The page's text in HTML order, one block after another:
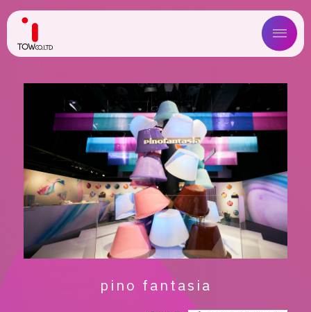
ABOUT US
SERVICE
WORKS
MAGAZINE
COMPANY
NEWS
IR
pino fantasia